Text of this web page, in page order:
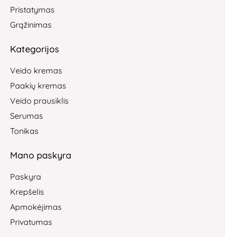
Pristatymas
Grąžinimas
Kategorijos
Veido kremas
Paakių kremas
Veido prausiklis
Serumas
Tonikas
Mano paskyra
Paskyra
Krepšelis
Apmokėjimas
Privatumas